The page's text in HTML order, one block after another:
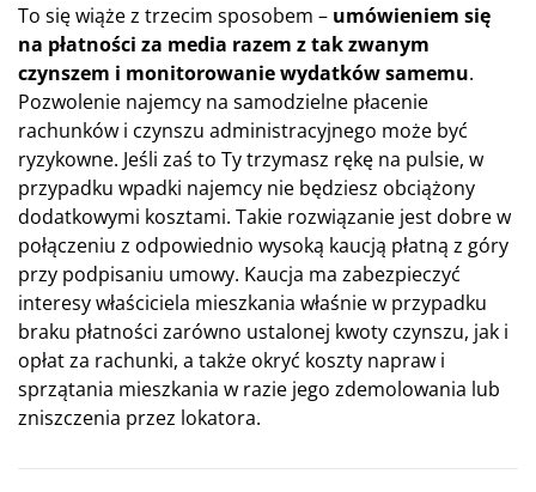
To się wiąże z trzecim sposobem – umówieniem się
na płatności za media razem z tak zwanym
czynszem i monitorowanie wydatków samemu.
Pozwolenie najemcy na samodzielne płacenie
rachunków i czynszu administracyjnego może być
ryzykowne. Jeśli zaś to Ty trzymasz rękę na pulsie, w
przypadku wpadki najemcy nie będziesz obciążony
dodatkowymi kosztami. Takie rozwiązanie jest dobre w
połączeniu z odpowiednio wysoką kaucją płatną z góry
przy podpisaniu umowy. Kaucja ma zabezpieczyć
interesy właściciela mieszkania właśnie w przypadku
braku płatności zarówno ustalonej kwoty czynszu, jak i
opłat za rachunki, a także okryć koszty napraw i
sprzątania mieszkania w razie jego zdemolowania lub
zniszczenia przez lokatora.